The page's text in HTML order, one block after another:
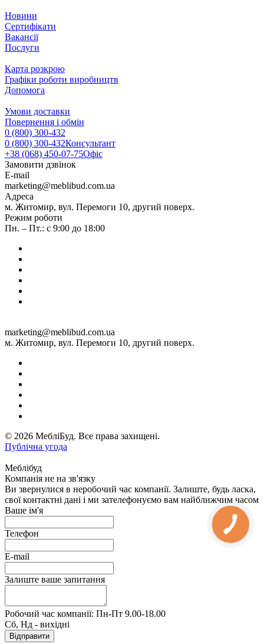
Новини
Сертифікати
Вакансії
Послуги
Карта розкрою
Графіки роботи виробництв
Допомога
Умови доставки
Повернення і обмін
0 (800) 300-432
0 (800) 300-432Консультант
+38 (068) 450-07-75Офіс
Замовити дзвінок
E-mail
marketing@meblibud.com.ua
Адреса
м. Житомир, вул. Перемоги 10, другий поверх.
Режим роботи
Пн. – Пт.: с 9:00 до 18:00
marketing@meblibud.com.ua
м. Житомир, вул. Перемоги 10, другий поверх.
© 2026 МебліБуд. Все права захищені.
Публічна угода
Меблібуд
Компанія не на зв'язку
Ви звернулися в неробочий час компанії. Залиште, будь ласка,
свої контактні дані і ми зателефонуємо вам найближчим часом
Ваше ім'я
Телефон
E-mail
Залиште ваше запитання
Робочий час компанії: Пн-Пт 9.00-18.00
Сб, Нд - вихідні